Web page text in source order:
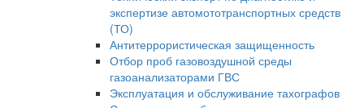
экспертизе автомототранспортных средств
(ТО)
Антитеррористическая защищенность
Отбор проб газовоздушной среды
газоанализаторами ГВС
Эксплуатация и обслуживание тахографов